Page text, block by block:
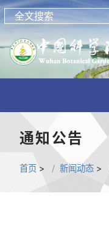
通知公告
首页 > 新闻动态 >